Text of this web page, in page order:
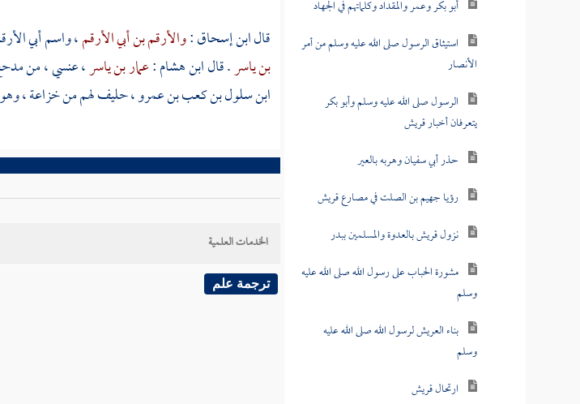
أبو بكر وعمر والمقداد وكلماتهم في الجهاد
استيثاق الرسول صلى الله عليه وسلم من أمر
الأنصار
الرسول صلى الله عليه وسلم وأبو بكر
يتعرفان أخبار قريش
حذر أبي سفيان وهربه بالعير
رؤيا جهيم بن الصلت في مصارع قريش
نزول قريش بالعدوة والمسلمين ببدر
مشورة الحباب على رسول الله صلى الله عليه
وسلم
بناء العريش لرسول الله صلى الله عليه
وسلم
ارتحال قريش
قالابن إسحاق:والأرقم بن أبي الأرقم، واسمأبي
بن ياسر. قالابن هشام:عمار بن ياسر، عنسي ، من
ابن سلول بن كعب بن عمرو، حليف لهم منخزاعة،
الخدمات العلمية
ترجمة علم